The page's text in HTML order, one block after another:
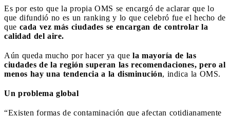
Es por esto que la propia OMS se encargó de aclarar que lo
que difundió no es un ranking y lo que celebró fue el hecho de
que cada vez más ciudades se encargan de controlar la
calidad del aire.
Aún queda mucho por hacer ya que la mayoría de las
ciudades de la región superan las recomendaciones, pero al
menos hay una tendencia a la disminución, indica la OMS.
Un problema global
“Existen formas de contaminación que afectan cotidianamente